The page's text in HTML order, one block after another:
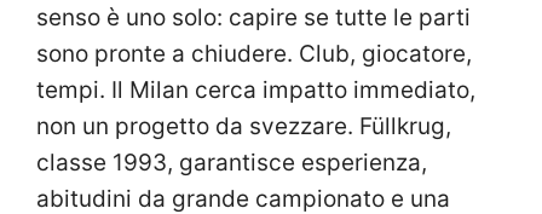
senso è uno solo: capire se tutte le parti
sono pronte a chiudere. Club, giocatore,
tempi. Il Milan cerca impatto immediato,
non un progetto da svezzare. Füllkrug,
classe 1993, garantisce esperienza,
abitudini da grande campionato e una